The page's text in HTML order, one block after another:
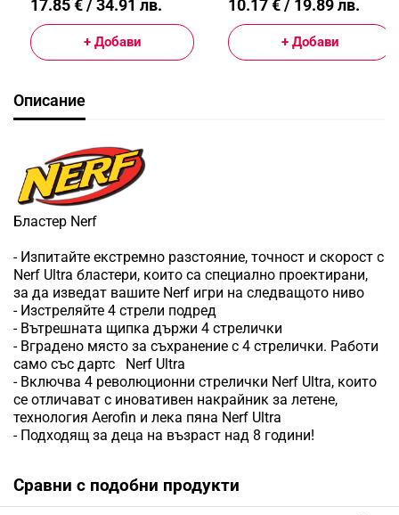
17.85 € / 34.91 лв.
+ Добави
10.17 € / 19.89 лв.
+ Добави
Описание
Бластер Nerf
- Изпитайте екстремно разстояние, точност и скорост с
Nerf Ultra бластери, които са специално проектирани,
за да изведат вашите Nerf игри на следващото ниво
- Изстреляйте 4 стрели подред
- Вътрешната щипка държи 4 стрелички
- Вградено място за съхранение с 4 стрелички. Работи
само със дартс Nerf Ultra
- Включва 4 революционни стрелички Nerf Ultra, които
се отличават с иновативен накрайник за летене,
технология Aerofin и лека пяна Nerf Ultra
- Подходящ за деца на възраст над 8 години!
Сравни с подобни продукти